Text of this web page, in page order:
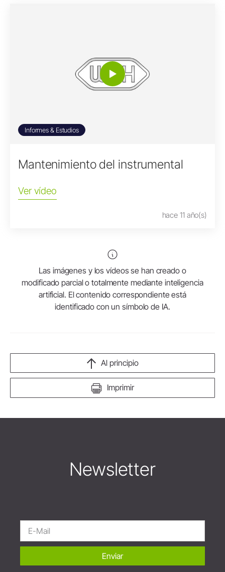
Informes & Estudios
Mantenimiento del instrumental
Ver vídeo
hace 11 año(s)
Las imágenes y los vídeos se han creado o
modificado parcial o totalmente mediante inteligencia
artificial. El contenido correspondiente está
identificado con un símbolo de IA.
Imprimir
Al principio
Newsletter
Enviar